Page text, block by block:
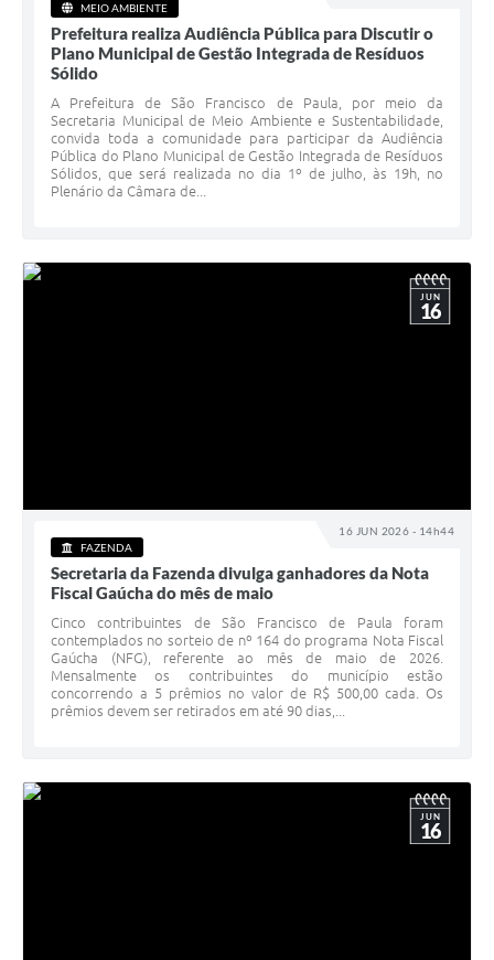
MEIO AMBIENTE
Prefeitura realiza Audiência Pública para Discutir o
Plano Municipal de Gestão Integrada de Resíduos
Sólido
A Prefeitura de São Francisco de Paula, por meio da
Secretaria Municipal de Meio Ambiente e Sustentabilidade,
convida toda a comunidade para participar da Audiência
Pública do Plano Municipal de Gestão Integrada de Resíduos
Sólidos, que será realizada no dia 1º de julho, às 19h, no
Plenário da Câmara de...
16 JUN 2026 - 14h44
JUN
16
FAZENDA
Secretaria da Fazenda divulga ganhadores da Nota
Fiscal Gaúcha do mês de maio
Cinco contribuintes de São Francisco de Paula foram
contemplados no sorteio de nº 164 do programa Nota Fiscal
Gaúcha (NFG), referente ao mês de maio de 2026.
Mensalmente os contribuintes do município estão
concorrendo a 5 prêmios no valor de R$ 500,00 cada. Os
prêmios devem ser retirados em até 90 dias,...
JUN
16